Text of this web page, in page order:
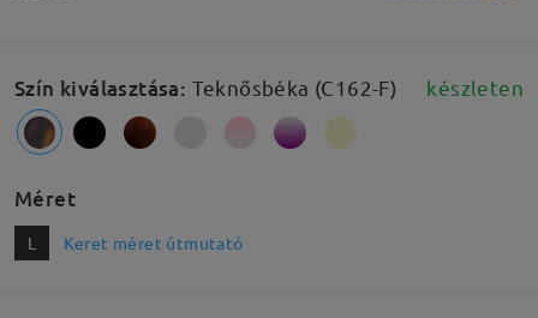
Szín kiválasztása: Teknősbéka (C162-F) készleten
Méret
L Keret méret útmutató